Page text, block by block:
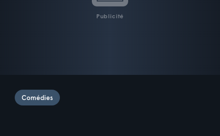
Publicité
Comédies